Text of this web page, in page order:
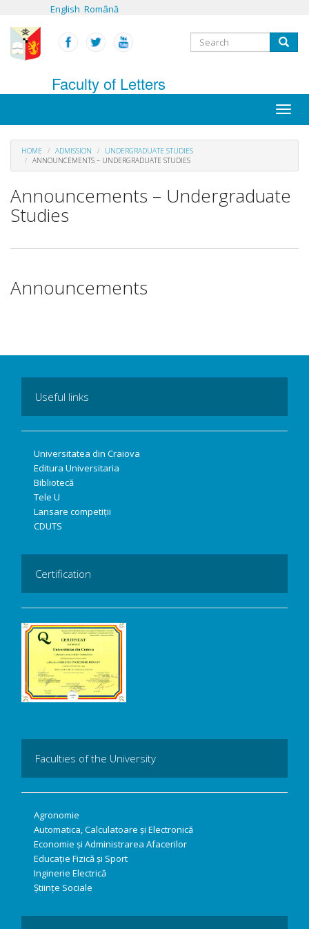
main
content
English Română
Search
Faculty of Letters
Toggle
HOME ADMISSION
UNDERGRADUATE STUDIES
ANNOUNCEMENTS – UNDERGRADUATE STUDIES
Announcements – Undergraduate
Studies
Announcements
Useful links
Universitatea din Craiova
Editura Universitaria
Bibliotecă
Tele U
Lansare competiții
CDUTS
Certification
Faculties of the University
Agronomie
Automatica, Calculatoare și Electronică
Economie și Administrarea Afacerilor
Educație Fizică și Sport
Inginerie Electrică
Științe Sociale